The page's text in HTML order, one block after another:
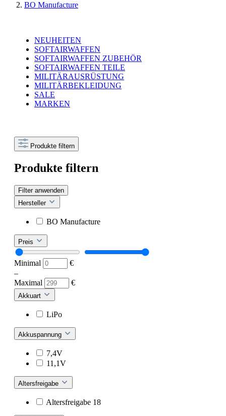
BO Manufacture
NEUHEITEN
SOFTAIRWAFFEN
SOFTAIRWAFFEN ZUBEHÖR
SOFTAIRWAFFEN TEILE
MILITÄRAUSRÜSTUNG
MILITÄRBEKLEIDUNG
SALE
MARKEN
Produkte filtern
Produkte filtern
Filter anwenden
Hersteller
BO Manufacture
Preis
Minimal
€
–
Maximal
€
Akkuart
LiPo
Akkuspannung
7,4V
11,1V
Altersfreigabe
Altersfreigabe 18